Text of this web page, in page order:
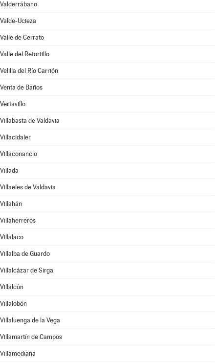
Valderrábano
Valde-Ucieza
Valle de Cerrato
Valle del Retortillo
Velilla del Río Carrión
Venta de Baños
Vertavillo
Villabasta de Valdavia
Villacidaler
Villaconancio
Villada
Villaeles de Valdavia
Villahán
Villaherreros
Villalaco
Villalba de Guardo
Villalcázar de Sirga
Villalcón
Villalobón
Villaluenga de la Vega
Villamartín de Campos
Villamediana